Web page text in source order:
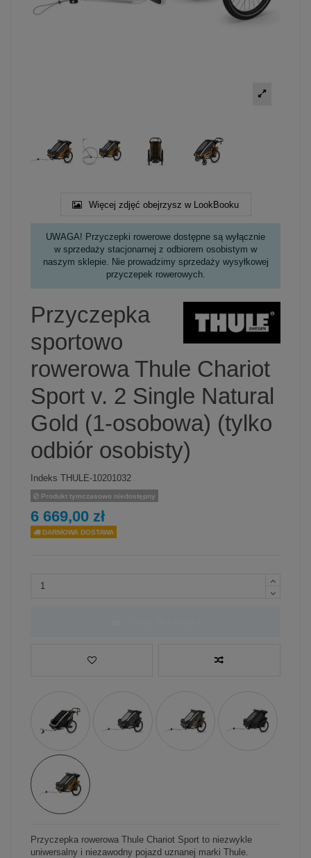
Więcej zdjęć obejrzysz w LookBooku
UWAGA! Przyczepki rowerowe dostępne są wyłącznie
w sprzedaży stacjonarnej z odbiorem osobistym w
naszym sklepie. Nie prowadzimy sprzedaży wysyłkowej
przyczepek rowerowych.
Przyczepka
sportowo
rowerowa Thule Chariot
Sport v. 2 Single Natural
Gold (1-osobowa) (tylko
odbiór osobisty)
Indeks THULE-10201032
Produkt tymczasowo niedostępny
6 669,00 zł
DARMOWA DOSTAWA
Przyczepka rowerowa Thule Chariot Sport to niezwykle
uniwersalny i niezawodny pojazd uznanej marki Thule.